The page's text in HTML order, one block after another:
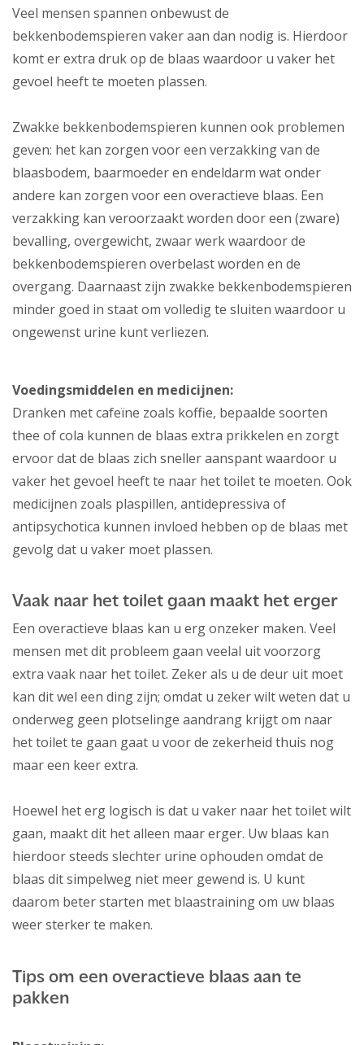
Veel mensen spannen onbewust de
bekkenbodemspieren vaker aan dan nodig is. Hierdoor
komt er extra druk op de blaas waardoor u vaker het
gevoel heeft te moeten plassen.
Zwakke bekkenbodemspieren kunnen ook problemen
geven: het kan zorgen voor een verzakking van de
blaasbodem, baarmoeder en endeldarm wat onder
andere kan zorgen voor een overactieve blaas. Een
verzakking kan veroorzaakt worden door een (zware)
bevalling, overgewicht, zwaar werk waardoor de
bekkenbodemspieren overbelast worden en de
overgang. Daarnaast zijn zwakke bekkenbodemspieren
minder goed in staat om volledig te sluiten waardoor u
ongewenst urine kunt verliezen.
Voedingsmiddelen en medicijnen:
Dranken met cafeïne zoals koffie, bepaalde soorten
thee of cola kunnen de blaas extra prikkelen en zorgt
ervoor dat de blaas zich sneller aanspant waardoor u
vaker het gevoel heeft te naar het toilet te moeten. Ook
medicijnen zoals plaspillen, antidepressiva of
antipsychotica kunnen invloed hebben op de blaas met
gevolg dat u vaker moet plassen.
Vaak naar het toilet gaan maakt het erger
Een overactieve blaas kan u erg onzeker maken. Veel
mensen met dit probleem gaan veelal uit voorzorg
extra vaak naar het toilet. Zeker als u de deur uit moet
kan dit wel een ding zijn; omdat u zeker wilt weten dat u
onderweg geen plotselinge aandrang krijgt om naar
het toilet te gaan gaat u voor de zekerheid thuis nog
maar een keer extra.
Hoewel het erg logisch is dat u vaker naar het toilet wilt
gaan, maakt dit het alleen maar erger. Uw blaas kan
hierdoor steeds slechter urine ophouden omdat de
blaas dit simpelweg niet meer gewend is. U kunt
daarom beter starten met blaastraining om uw blaas
weer sterker te maken.
Tips om een overactieve blaas aan te
pakken